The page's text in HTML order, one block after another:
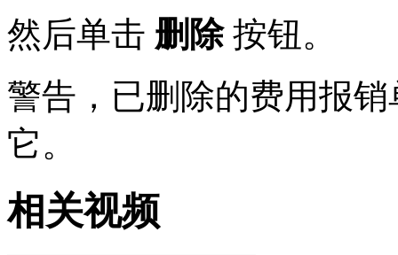
然后单击 删除按钮。
警告，已删除的费用报
它。
相关视频